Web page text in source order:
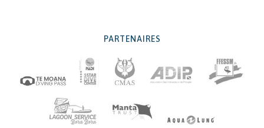
PARTENAIRES